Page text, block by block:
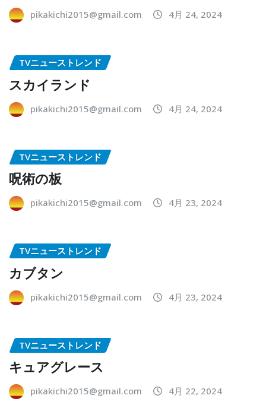
pikakichi2015@gmail.com 4月 24, 2024
TVニューストレンド
スカイランド
pikakichi2015@gmail.com 4月 24, 2024
TVニューストレンド
呪術の板
pikakichi2015@gmail.com 4月 23, 2024
TVニューストレンド
カブタン
pikakichi2015@gmail.com 4月 23, 2024
TVニューストレンド
キュアグレース
pikakichi2015@gmail.com 4月 22, 2024